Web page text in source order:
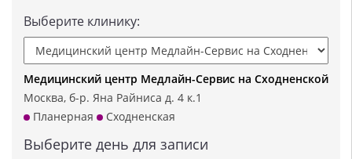
Выберите клинику:
Медицинский центр Медлайн-Сервис на Сходненской
Москва, б-р. Яна Райниса д. 4 к.1
Планерная
Сходненская
Выберите день для записи